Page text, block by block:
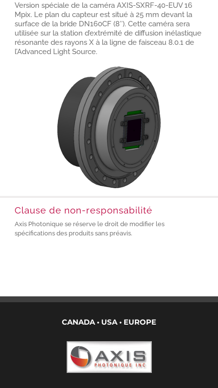
Version spéciale de la caméra AXIS-SXRF-40-EUV 16
Mpix. Le plan du capteur est situé à 25 mm devant la
surface de la bride DN160CF (8″). Cette caméra sera
utilisée sur la station d’extrémité de diffusion inélastique
résonante des rayons X à la ligne de faisceau 8.0.1 de
l’Advanced Light Source.
Clause de non-responsabilité
Axis Photonique se réserve le droit de modifier les
spécifications des produits sans préavis.
CANADA • USA • EUROPE